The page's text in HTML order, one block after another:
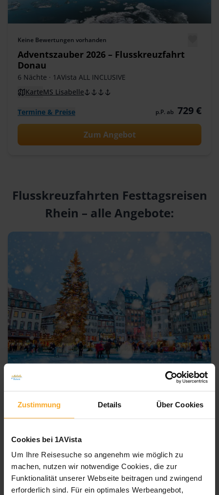
Zustimmung Details Über Cookies
Cookies bei 1AVista
Um Ihre Reisesuche so angenehm wie möglich zu
machen, nutzen wir notwendige Cookies, die zur
Funktionalität unserer Webseite beitragen und zwingend
erforderlich sind. Für ein optimales Werbeangebot,
Keine Bewertungen vorhanden
Adventszauber 2026 – Flusskreuzfahrt
Donau
6 Nächte · 1AVista ALL INCLUSIVE
KarteMS Lisabelle
Termine & Preise p.P. ab 729 €
Zum Angebot
Flusskreuzfahrten Festtagsreisen
Rhein – alle Angebote:
Weihnachtsreise 2026 – Flusskreuzfahrt
Weihnachten
7 Nächte· 1AVista ALL INCLUSIVE
KarteMS VistaNova
Termine & Preise p.P. ab 1.029 €
Zum Angebot